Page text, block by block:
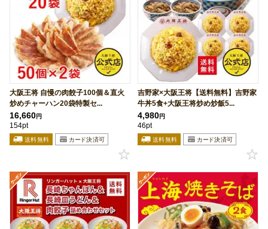
大阪王将 自慢の肉餃子100個＆直火
炒めチャーハン20袋特製セ...
16,660円
154pt
吉野家×大阪王将【送料無料】吉野家
牛丼5食+大阪王将炒め炒飯5...
4,980円
46pt